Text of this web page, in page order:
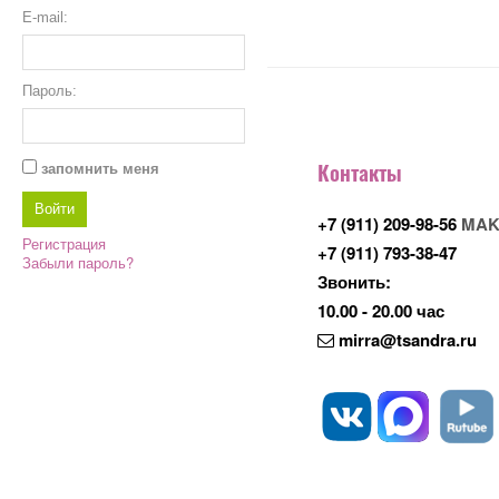
E-mail:
Пароль:
запомнить меня
Регистрация
Забыли пароль?
Контакты
+7 (911) 209-98-56
+7 (911) 793-38-47
Звонить:
10.00 - 20.00 час
mirra@tsandra.ru